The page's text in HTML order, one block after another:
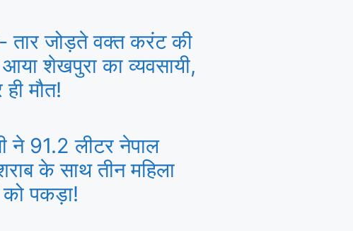
तार जोड़ते वक्त करंट की
शेखपुरा का व्यवसायी,
मौत!
ने 91.2 लीटर नेपाल
शराब के साथ तीन महिला
पकड़ा!